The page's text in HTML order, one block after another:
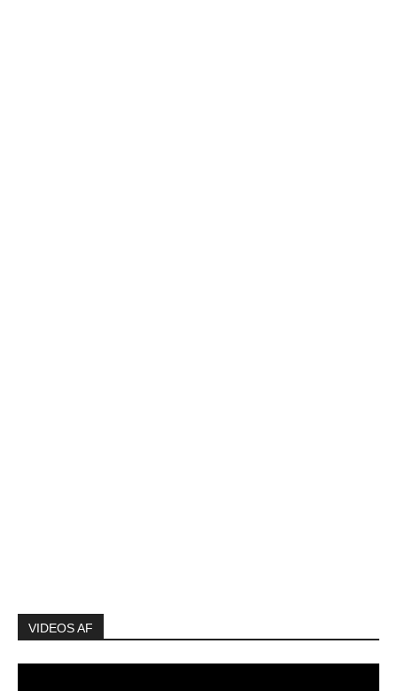
VIDEOS AF